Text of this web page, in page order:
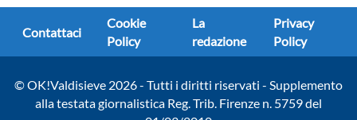
Contattaci
Cookie
Policy
La
redazione
Privacy
Policy
© OK!Valdisieve 2026 - Tutti i diritti riservati - Supplemento
alla testata giornalistica Reg. Trib. Firenze n. 5759 del